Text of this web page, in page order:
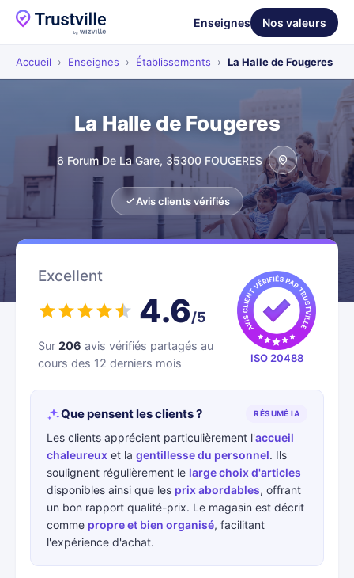
Enseignes Nos valeurs
Accueil › Enseignes › Établissements › La Halle de Fougeres
La Halle de Fougeres
6 Forum De La Gare, 35300 FOUGERES
Avis clients vérifiés
Excellent
4.6/5
Sur 206 avis vérifiés partagés au
cours des 12 derniers mois
ISO 20488
Que pensent les clients ? RÉSUMÉ IA
Les clients apprécient particulièrement l'accueil
chaleureux et la gentillesse du personnel. Ils
soulignent régulièrement le large choix d'articles
disponibles ainsi que les prix abordables, offrant
un bon rapport qualité-prix. Le magasin est décrit
comme propre et bien organisé, facilitant
l'expérience d'achat.